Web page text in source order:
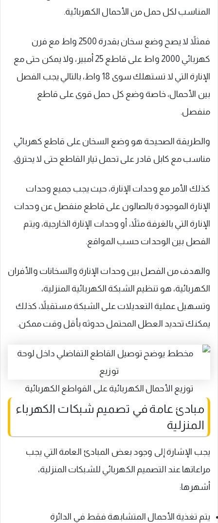
المناسب لكل حمل من الأحمال الكهربائية.
فمثلاً لا يصح وضع سخان بقدرة 2500 واط مع فرن
كهربائي 2000 واط على قاطع 25 أمبير، ولا يمكن حتى مع
الإنارة التي لا تستهلك سوى 18 واط، بالتالي يجب الفصل
بين الأحمال، خاصة وضع كل حمل قوى على قاطع
منفصل.
والطريقة الصحيحة هو وضع السخان على قاطع كهربائي
مناسب مع كابل قادر على تحمل تيار القاطع حتى لا يحترق.
كذلك الأمر مع وحدات الإنارة، حيث يجب جميع وحدات
الإنارة الموجودة بالصالون على قاطع منفصل عن وحدات
الإنارة التي بالغرفة مثلاً، أو وحدات الإنارة الخارجية، ويتم
الفصل بين الوحدات حسب المواقع.
والهدف من الفصل بين وحدات الإنارة والسخانات والأفران
الكهربائية، هو تنظيم الشبكة الكهربائية المنزلية،
وتسهيل عملية التعديلات على الشبكة مستقبلاً، كذلك
يمكنك تحديد العطل المحتمل حدوثه بأقل وقت ممكن.
توزيع الأحمال الكهربائية على القواطع الكهربائية
مبادئ عامة في تصميم شبكات الكهرباء
المنزلية
يجب الإشارة إلى وجود بعض المبادئ العامة التي يجب
مراعاتها عند التصميم الكهربائي للشبكات المنزلية،
أشهرها:
يتم تغذية الأحمال المتشابهة فقط في الدائرة